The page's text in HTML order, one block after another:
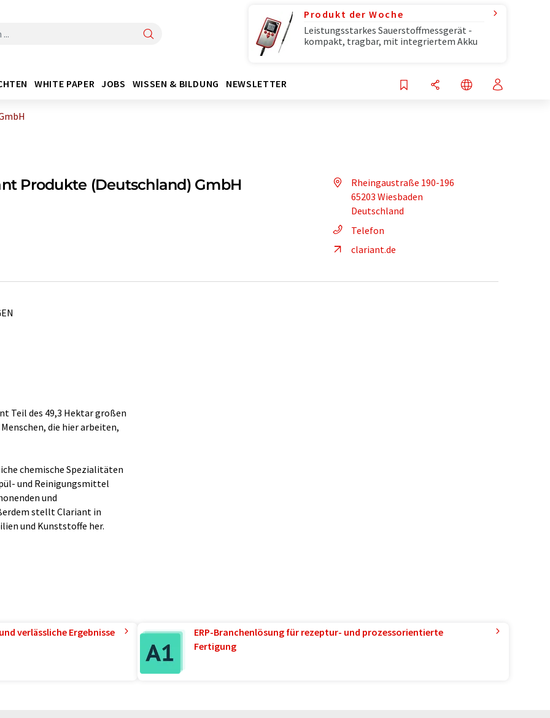
Produkt der Woche
Leistungsstarkes Sauerstoffmessgerät -
kompakt, tragbar, mit integriertem Akku
WHITE PAPER JOBS WISSEN & BILDUNG NEWSLETTER
Produkte (Deutschland) GmbH
Rheingaustraße 190-196
65203 Wiesbaden
Deutschland
Telefon
clariant.de
Teil des 49,3 Hektar großen
die hier arbeiten,
chemische Spezialitäten
und Reinigungsmittel
und
stellt Clariant in
und Kunststoffe her.
verlässliche Ergebnisse
ERP-Branchenlösung für rezeptur- und prozessorientierte
Fertigung